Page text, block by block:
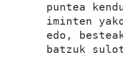
puntea
iminten
edo,
batzuk